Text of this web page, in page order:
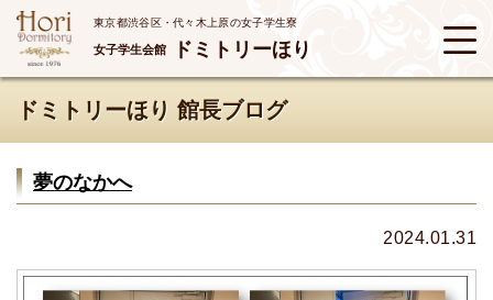
東京都渋谷区・代々木上原の女子学生寮
女子学生会館 ドミトリーほり
ドミトリーほり 館長ブログ
夢のなかへ
2024.01.31